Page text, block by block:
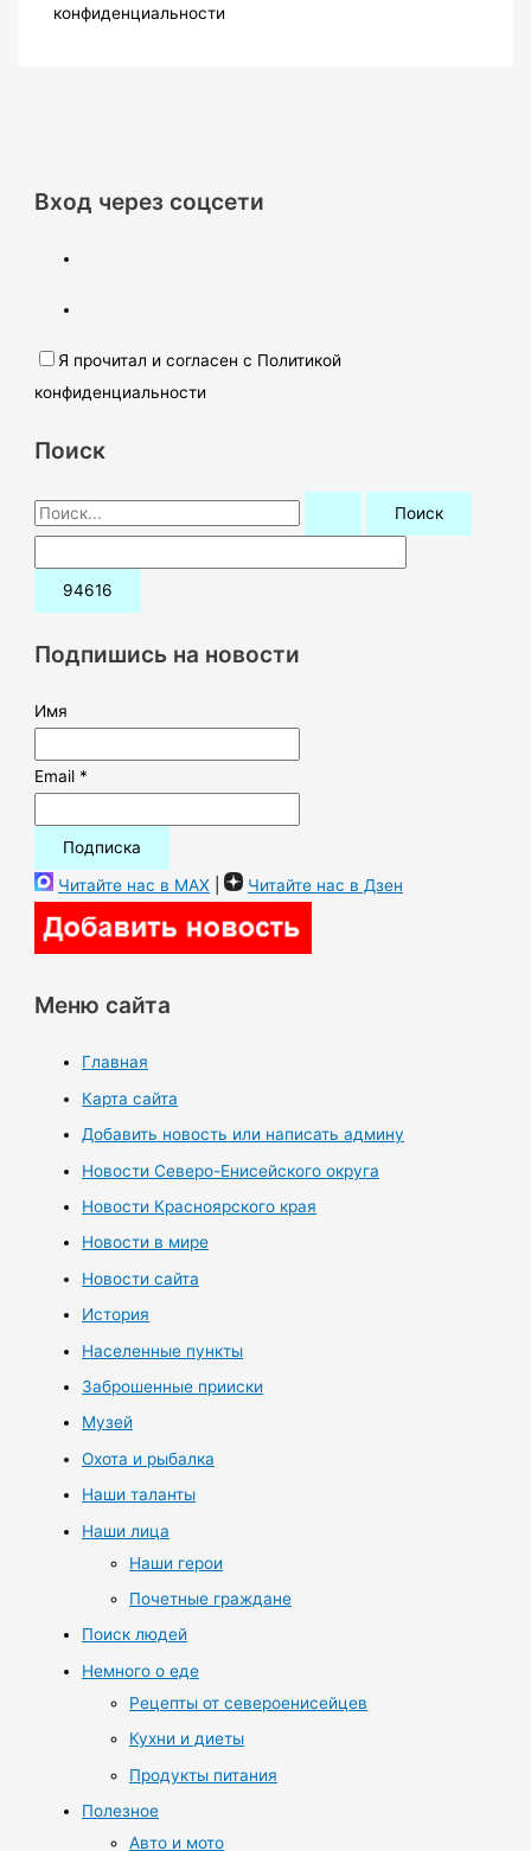
конфиденциальности
Вход через соцсети
Я прочитал и согласен с Политикой
конфиденциальности
Поиск
П
о
и
:Подпишись на новости
Имя
Email *
Читайте нас в MAX | Читайте нас в Дзен
Меню сайта
Главная
Карта сайта
Добавить новость или написать админу
Новости Северо-Енисейского округа
Новости Красноярского края
Новости в мире
Новости сайта
История
Населенные пункты
Заброшенные прииски
Музей
Охота и рыбалка
Наши таланты
Наши лица
Наши герои
Почетные граждане
Поиск людей
Немного о еде
Рецепты от североенисейцев
Кухни и диеты
Продукты питания
Полезное
Авто и мото